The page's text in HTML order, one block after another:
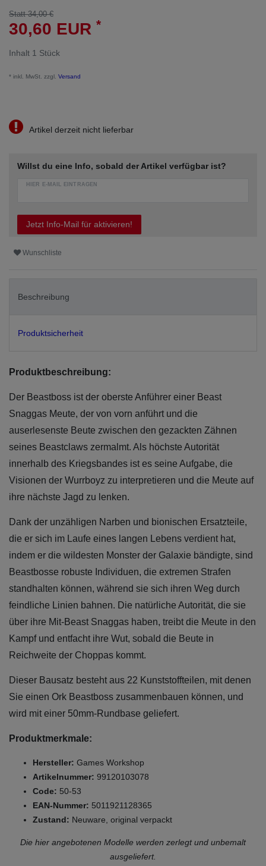
Statt 34,00 €
30,60 EUR *
Inhalt 1 Stück
* inkl. MwSt. zzgl. Versand
Artikel derzeit nicht lieferbar
Willst du eine Info, sobald der Artikel verfügbar ist?
HIER E-MAIL EINTRAGEN
Jetzt Info-Mail für aktivieren!
Wunschliste
Beschreibung
Produktsicherheit
Produktbeschreibung:
Der Beastboss ist der oberste Anführer einer Beast
Snaggas Meute, der von vorn anführt und die
auserlesenste Beute zwischen den gezackten Zähnen
seines Beastclaws zermalmt. Als höchste Autorität
innerhalb des Kriegsbandes ist es seine Aufgabe, die
Visionen der Wurrboyz zu interpretieren und die Meute auf
ihre nächste Jagd zu lenken.
Dank der unzähligen Narben und bionischen Ersatzteile,
die er sich im Laufe eines langen Lebens verdient hat,
indem er die wildesten Monster der Galaxie bändigte, sind
Beastbosse robuste Individuen, die extremen Strafen
standhalten können, während sie sich ihren Weg durch
feindliche Linien bahnen. Die natürliche Autorität, die sie
über ihre Mit-Beast Snaggas haben, treibt die Meute in den
Kampf und entfacht ihre Wut, sobald die Beute in
Reichweite der Choppas kommt.
Dieser Bausatz besteht aus 22 Kunststoffteilen, mit denen
Sie einen Ork Beastboss zusammenbauen können, und
wird mit einer 50mm-Rundbase geliefert.
Produktmerkmale:
Hersteller: Games Workshop
Artikelnummer: 99120103078
Code: 50-53
EAN-Nummer: 5011921128365
Zustand: Neuware, original verpackt
Die hier angebotenen Modelle werden zerlegt und unbemalt
ausgeliefert.